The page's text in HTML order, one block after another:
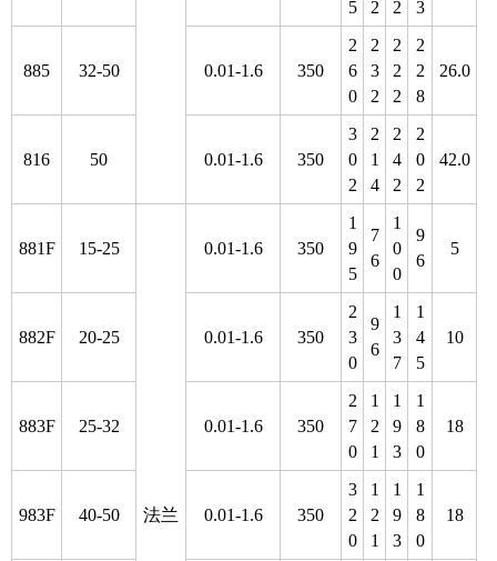
5
2
2
3
885 32-50 0.01-1.6 350
2
6
0
2
3
2
2
2
2
2
2
8
26.0
816 50 0.01-1.6 350
3
0
2
2
1
4
2
4
2
2
0
2
42.0
881F 15-25
法兰
0.01-1.6 350
1
9
5
7
6
1
0
0
9
6
5
882F 20-25 0.01-1.6 350
2
3
0
9
6
1
3
7
1
4
5
10
883F 25-32 0.01-1.6 350
2
7
0
1
2
1
1
9
3
1
8
0
18
983F 40-50 0.01-1.6 350
3
2
0
1
2
1
1
9
3
1
8
0
18